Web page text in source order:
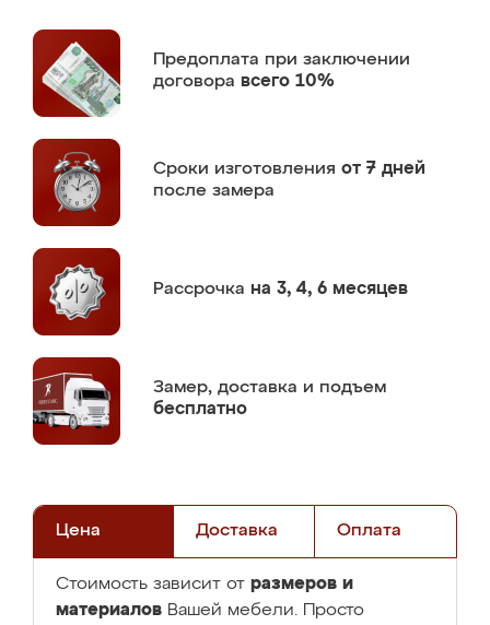
Предоплата при заключении
договора всего 10%
Сроки изготовления от 7 дней
после замера
Рассрочка на 3, 4, 6 месяцев
Замер, доставка и подъем
бесплатно
Цена Доставка Оплата
Стоимость зависит от размеров и
материалов Вашей мебели. Просто